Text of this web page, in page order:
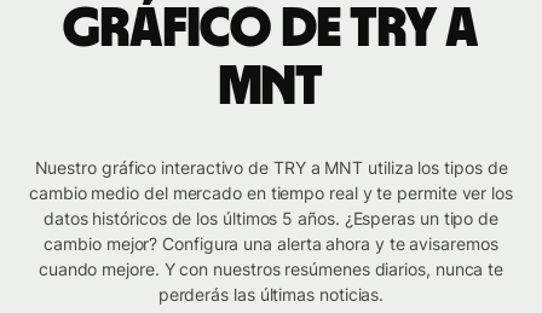
Gráfico de TRY a
MNT
Nuestro gráfico interactivo de TRY a MNT utiliza los tipos de
cambio medio del mercado en tiempo real y te permite ver los
datos históricos de los últimos 5 años. ¿Esperas un tipo de
cambio mejor? Configura una alerta ahora y te avisaremos
cuando mejore. Y con nuestros resúmenes diarios, nunca te
perderás las últimas noticias.